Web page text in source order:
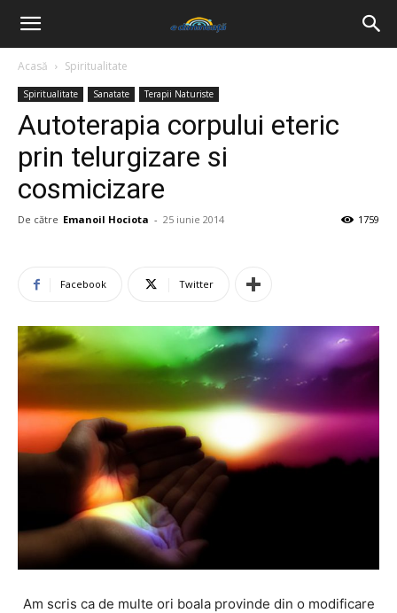
Acasă Spiritualitate
Spiritualitate Sanatate Terapii Naturiste
Autoterapia corpului eteric
prin telurgizare si
cosmicizare
De către Emanoil Hociota - 25 iunie 2014 1759
Facebook Twitter
Am scris ca de multe ori boala provinde din o modificare